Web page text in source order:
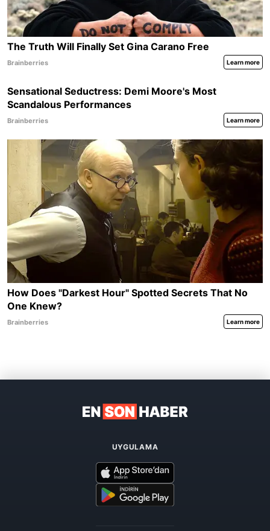
UYGULAMA